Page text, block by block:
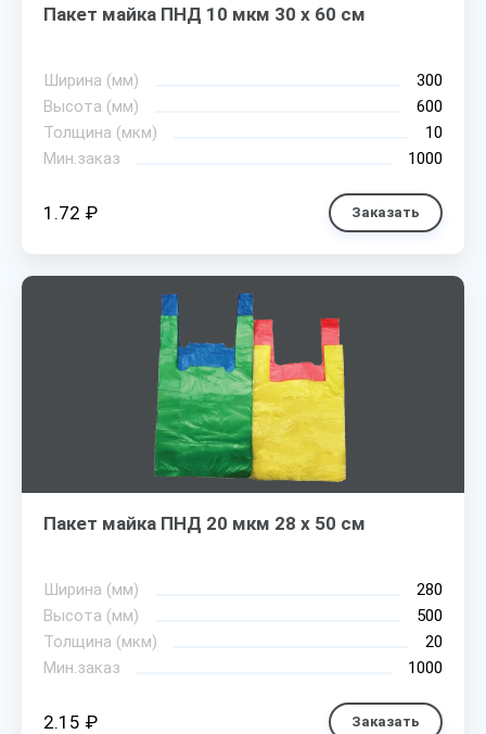
Пакет майка ПНД 10 мкм 30 х 60 см
Ширина (мм)
300
Высота (мм)
600
Толщина (мкм)
10
Мин.заказ
1000
1.72 ₽ Заказать
Пакет майка ПНД 20 мкм 28 х 50 см
Ширина (мм)
280
Высота (мм)
500
Толщина (мкм)
20
Мин.заказ
1000
2.15 ₽ Заказать